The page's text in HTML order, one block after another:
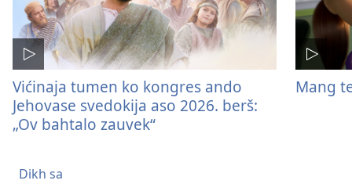
Vićinaja tumen ko kongres ando
Jehovase svedokija aso 2026. berš:
„Ov bahtalo zauvek“
Mang
Dikh sa